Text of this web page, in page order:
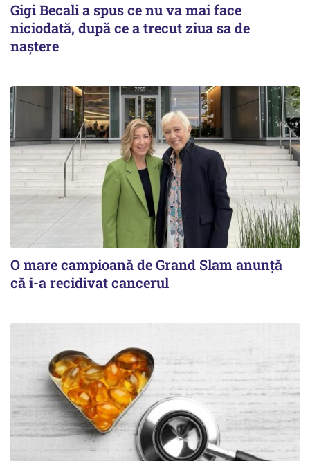
Gigi Becali a spus ce nu va mai face
niciodată, după ce a trecut ziua sa de
naştere
O mare campioană de Grand Slam anunță
că i-a recidivat cancerul